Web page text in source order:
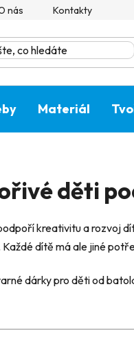
nás Kontakty
Materiál
děti
kreativitu a rozvoj
dítě má ale jiné
dárky pro děti od